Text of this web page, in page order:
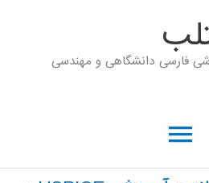
فارسی دانشگاهی و مهندسی
فهرست